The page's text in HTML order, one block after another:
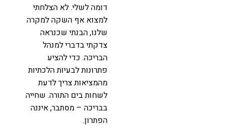
דומה לשלי. לא הצלחתי
למצוא אף השקה למקרה
שלנו, הבנתי שכנראה
צדקתי בדברי למנהל
הבריכה. כדי להציע
פתרונות לבעיות הלכתיות
מהמציאות צריך לדעת
לשחות בים התורה. שחייה
בבריכה – מסתבר, איננה
הפתרון.